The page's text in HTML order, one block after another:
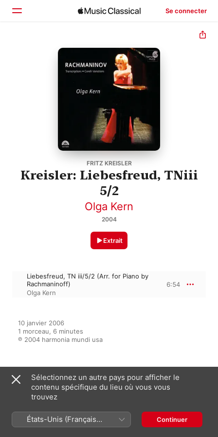
Se connecter
Accueil
FRITZ KREISLER
Kreisler: Liebesfreud, TNiii
5/2
Olga Kern
2004
Extrait
Liebesfreud, TN iii/5/2 (Arr. for Piano by
Rachmaninoff)
Olga Kern
6:54
10 janvier 2006
1 morceau, 6 minutes
℗ 2004 harmonia mundi usa
Sur l’album
Rachmaninov: Transcriptions;
Corelli Variations
Sélectionnez un autre pays pour afficher le
contenu spécifique du lieu où vous vous
trouvez
États-Unis (Français
France)
Continuer